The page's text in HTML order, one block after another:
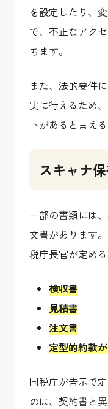
を設定したり、
で、不正なアク
ちます。
また、法的要件
実に行えるため
トがあると言え
スキャナ
一部の書類には
文書があります
税庁長官が定める
検収書
見積書
注文書
定型的約款
国税庁が告示で
のは、契約書と